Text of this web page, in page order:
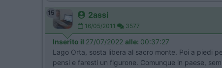
15 2assi
16/05/2011 3577
Inserito il 27/07/2022 alle: 00:37:27
Lago Orta, sosta libera al sacro monte. Poi a piedi
pensi e faresti un figurone. Comunque in paese,